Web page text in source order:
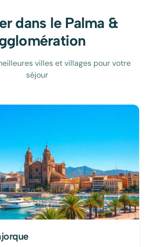
dans le Palma &
villes et villages pour votre
séjour